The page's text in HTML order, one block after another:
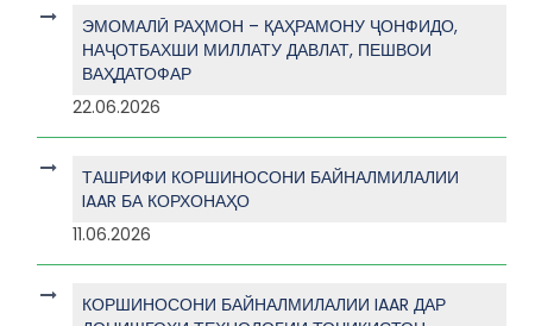
ЭМОМАЛӢ РАҲМОН – ҚАҲРАМОНУ ҶОНФИДО,
НАҶОТБАХШИ МИЛЛАТУ ДАВЛАТ, ПЕШВОИ
ВАҲДАТОФАР
22.06.2026
ТАШРИФИ КОРШИНОСОНИ БАЙНАЛМИЛАЛИИ
IAAR БА КОРХОНАҲО
11.06.2026
КОРШИНОСОНИ БАЙНАЛМИЛАЛИИ IAAR ДАР